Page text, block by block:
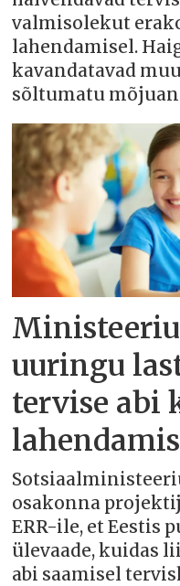
valmisolekut
lahendamisel.
kavandatavad
sõltumatu
uuringu
tervise abi
osakonna
ERR-ile, et Eestis
ülevaade, kuidas
abi saamisel